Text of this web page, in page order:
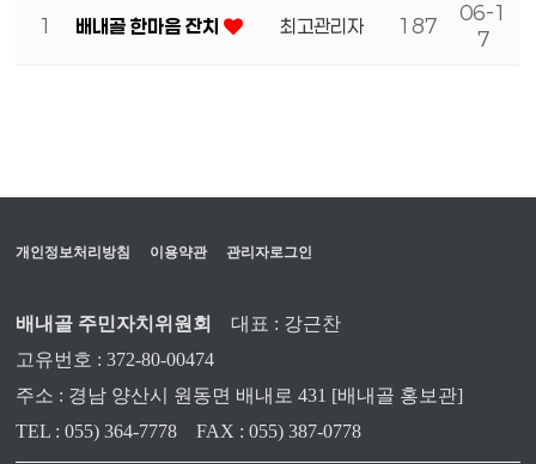
1 배내골 한마음 잔치 최고관리자 187
06-1
7
개인정보처리방침 이용약관 관리자로그인
배내골 주민자치위원회
대표 : 강근찬
고유번호 : 372-80-00474
주소 : 경남 양산시 원동면 배내로 431 [배내골 홍보관]
TEL : 055) 364-7778
FAX : 055) 387-0778